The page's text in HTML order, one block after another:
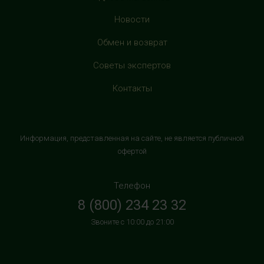
HealthStore в ТРЦ "Витте Молл"
магазином "М.Видео"
Домодедово
с 10:00 до 22:00 (без выходных)
Новости
Обмен и возврат
Советы экспертов
Контакты
Информация, представленная на сайте, не является публичной
офертой
Телефон
8 (800) 234 23 32
Звоните с 10:00 до 21:00